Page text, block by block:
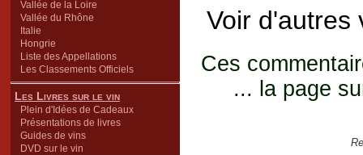
Vallée de la Loire
Vallée du Rhône
Italie
Hongrie
Liste des Appellations
Les Classements Officiels
Les Livres sur le vin
Plein d'Idées de Cadeaux
Présentations de livres
Guides de vins
DVD sur le vin
Voir
Ces
... la page